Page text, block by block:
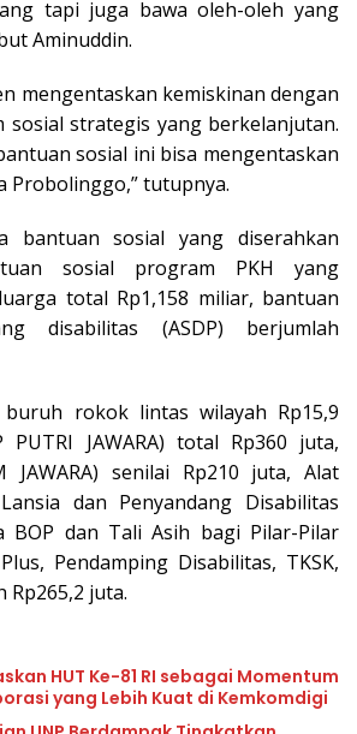
tapi juga bawa oleh-oleh yang
Aminuddin.
mengentaskan kemiskinan dengan
strategis yang berkelanjutan.
sosial ini bisa mengentaskan
Probolinggo,” tutupnya.
bantuan sosial yang diserahkan
sosial program PKH yang
total Rp1,158 miliar, bantuan
disabilitas (ASDP) berjumlah
buruh rokok lintas wilayah Rp15,9
PUTRI JAWARA) total Rp360 juta,
JAWARA) senilai Rp210 juta, Alat
dan Penyandang Disabilitas
BOP dan Tali Asih bagi Pilar-Pilar
Pendamping Disabilitas, TKSK,
Rp265,2 juta.
HUT Ke-81 RI sebagai Momentum
yang Lebih Kuat di Kemkomdigi